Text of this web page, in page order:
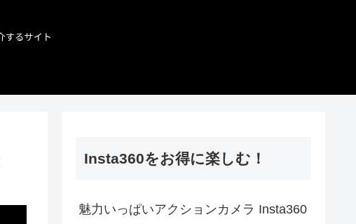
Insta360をお得に楽しむ！
魅力いっぱいアクションカメラ Insta360